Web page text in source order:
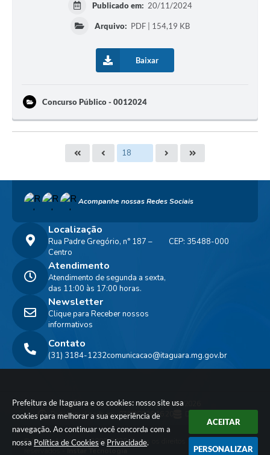
Prefeitura de Itaguara e os cookies: nosso site usa
cookies para melhorar a sua experiência de
navegação. Ao continuar você concorda com a
nossa Política de Cookies e Privacidade.
ACEITAR
PERSONALIZAR
Publicado em: 20/11/2024
Arquivo: PDF | 154,19 KB
Baixar
Concurso Público - 0012024
Acompanhe nossas Redes Sociais
Localização
Rua Padre Gregório, n° 187 –
Centro
CEP: 35488-000
Contato
(31) 3184-1232comunicacao@itaguara.mg.gov.br
Atendimento
Atendimento de segunda a sexta,
das 11:00 às 17:00 horas.
Newsletter
Clique para Receber nossos
informativos
Versão do Sistema:3.5.3 - 19/06/2026
Portal atualizado em:07/08/2026 16:20 Dados Abertos
© Copyright Instar - 2006-2026. Todos os direitos